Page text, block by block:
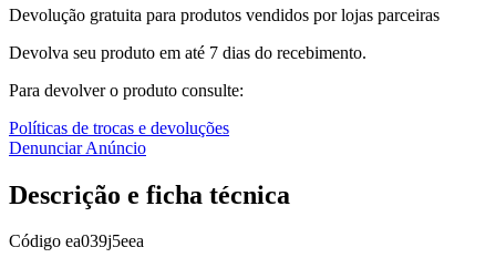
Devolução gratuita para produtos vendidos por lojas parceiras
Devolva seu produto em até 7 dias do recebimento.
Para devolver o produto consulte:
Políticas de trocas e devoluções
Denunciar Anúncio
Descrição e ficha técnica
Código ea039j5eea